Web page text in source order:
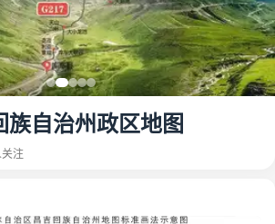
族自治州政区地图
注